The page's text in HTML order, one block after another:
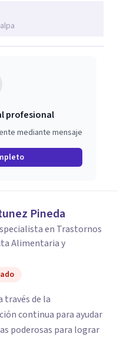
profesional
mediante mensaje
Pineda
en Trastornos
Alimentaria y
través de la
continua para ayudar
poderosas para lograr